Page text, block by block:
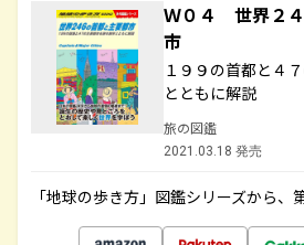
Ｗ０４ 世界２
市
１９９の首都と４
とともに解説
旅の図鑑
2021.03.18 発売
「地球の歩き方」図鑑シリーズから、